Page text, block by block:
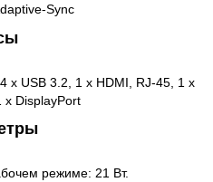
Sync
x USB 3.2, 1 x HDMI, RJ-45, 1 x
x DisplayPort
режиме: 21 Вт.